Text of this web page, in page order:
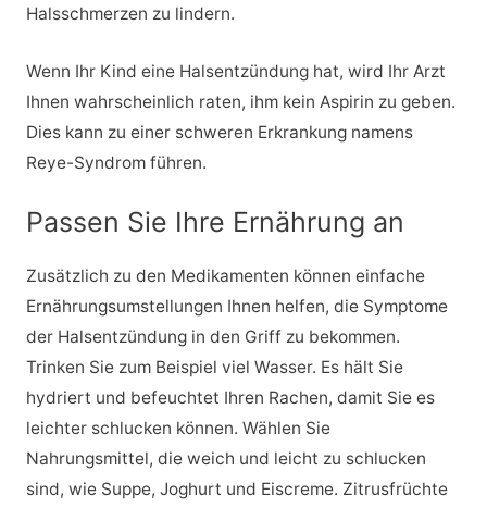
Halsschmerzen zu lindern.
Wenn Ihr Kind eine Halsentzündung hat, wird Ihr Arzt
Ihnen wahrscheinlich raten, ihm kein Aspirin zu geben.
Dies kann zu einer schweren Erkrankung namens
Reye-Syndrom führen.
Passen Sie Ihre Ernährung an
Zusätzlich zu den Medikamenten können einfache
Ernährungsumstellungen Ihnen helfen, die Symptome
der Halsentzündung in den Griff zu bekommen.
Trinken Sie zum Beispiel viel Wasser. Es hält Sie
hydriert und befeuchtet Ihren Rachen, damit Sie es
leichter schlucken können. Wählen Sie
Nahrungsmittel, die weich und leicht zu schlucken
sind, wie Suppe, Joghurt und Eiscreme. Zitrusfrüchte